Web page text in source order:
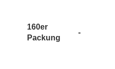
160er
Packung
-